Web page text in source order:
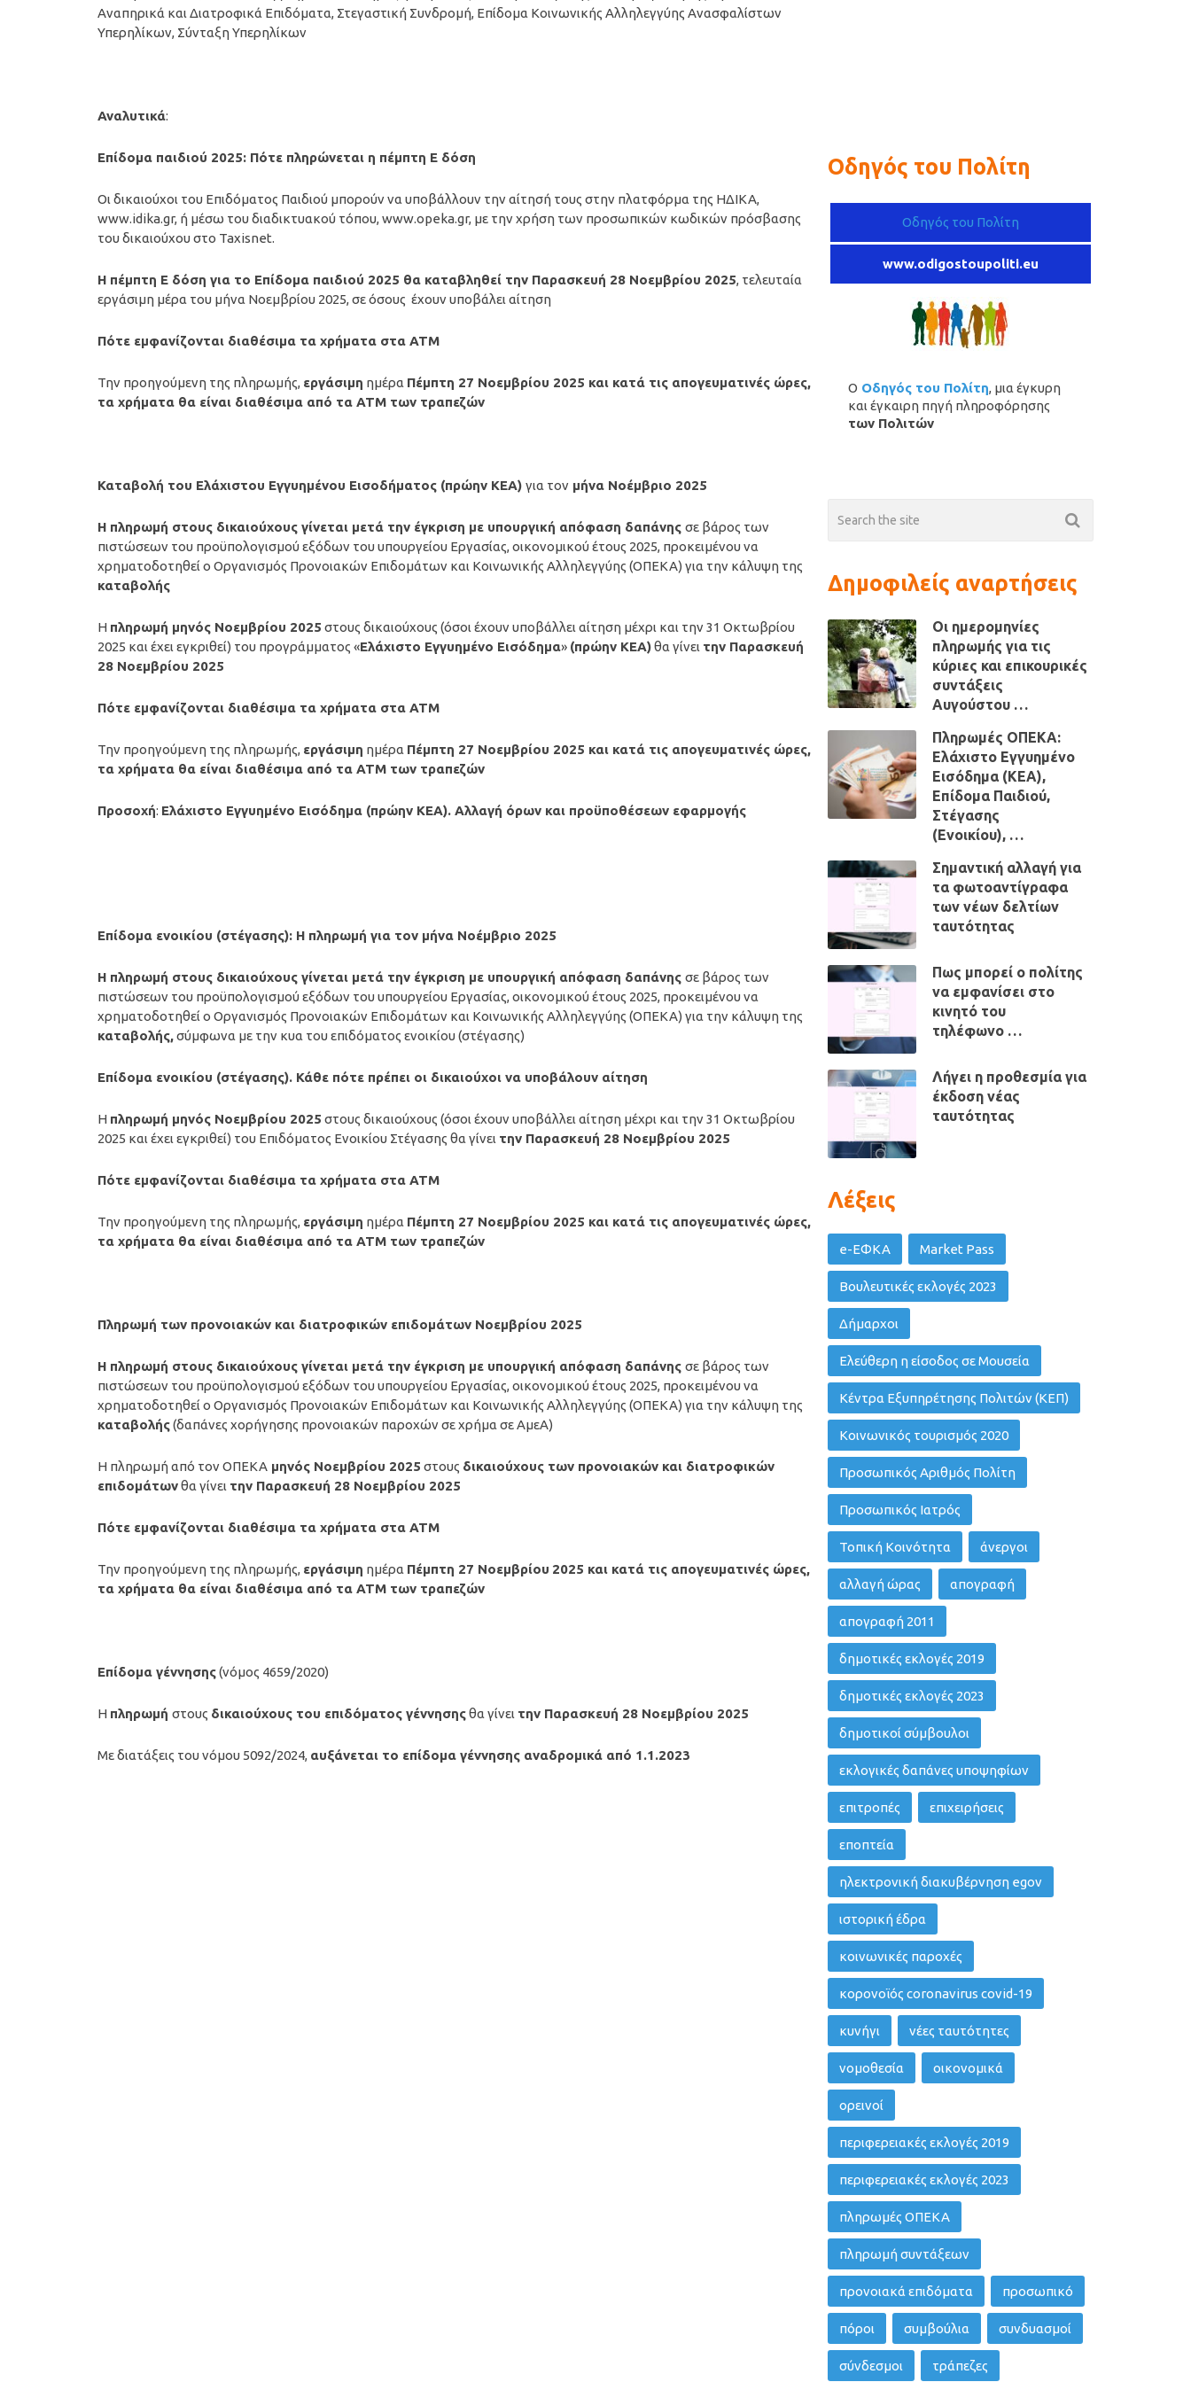
Αναπηρικά και Διατροφικά Επιδόματα, Στεγαστική Συνδρομή, Επίδομα Κοινωνικής Αλληλεγγύης Ανασφαλίστων
Υπερηλίκων, Σύνταξη Υπερηλίκων
Αναλυτικά:
Επίδομα παιδιού 2025: Πότε πληρώνεται η πέμπτη Ε δόση
Οι δικαιούχοι του Επιδόματος Παιδιού μπορούν να υποβάλλουν την αίτησή τους στην πλατφόρμα της ΗΔΙΚΑ,
www.idika.gr, ή μέσω του διαδικτυακού τόπου, www.opeka.gr, με την χρήση των προσωπικών κωδικών πρόσβασης
του δικαιούχου στο Taxisnet.
Η πέμπτη Ε δόση για το Επίδομα παιδιού 2025 θα καταβληθεί την Παρασκευή 28 Νοεμβρίου 2025, τελευταία
εργάσιμη μέρα του μήνα Νοεμβρίου 2025, σε όσους έχουν υποβάλει αίτηση
Πότε εμφανίζονται διαθέσιμα τα χρήματα στα ΑΤΜ
Την προηγούμενη της πληρωμής, εργάσιμη ημέρα Πέμπτη 27 Νοεμβρίου 2025 και κατά τις απογευματινές ώρες,
τα χρήματα θα είναι διαθέσιμα από τα ΑΤΜ των τραπεζών
Καταβολή του Ελάχιστου Εγγυημένου Εισοδήματος (πρώην ΚΕΑ) για τον μήνα Νοέμβριο 2025
Η πληρωμή στους δικαιούχους γίνεται μετά την έγκριση με υπουργική απόφαση δαπάνης σε βάρος των
πιστώσεων του προϋπολογισμού εξόδων του υπουργείου Εργασίας, οικονομικού έτους 2025, προκειμένου να
χρηματοδοτηθεί ο Οργανισμός Προνοιακών Επιδομάτων και Κοινωνικής Αλληλεγγύης (ΟΠΕΚΑ) για την κάλυψη της
καταβολής
Η πληρωμή μηνός Νοεμβρίου 2025 στους δικαιούχους (όσοι έχουν υποβάλλει αίτηση μέχρι και την 31 Οκτωβρίου
2025 και έχει εγκριθεί) του προγράμματος «Ελάχιστο Εγγυημένο Εισόδημα» (πρώην ΚΕΑ)θα γίνει την Παρασκευή
28 Νοεμβρίου 2025
Πότε εμφανίζονται διαθέσιμα τα χρήματα στα ΑΤΜ
Την προηγούμενη της πληρωμής, εργάσιμη ημέρα Πέμπτη 27 Νοεμβρίου 2025 και κατά τις απογευματινές ώρες,
τα χρήματα θα είναι διαθέσιμα από τα ΑΤΜ των τραπεζών
Προσοχή: Ελάχιστο Εγγυημένο Εισόδημα (πρώην ΚΕΑ). Αλλαγή όρων και προϋποθέσεων εφαρμογής
Επίδομα ενοικίου (στέγασης): Η πληρωμή για τον μήνα Νοέμβριο 2025
Η πληρωμή στους δικαιούχους γίνεται μετά την έγκριση με υπουργική απόφαση δαπάνης σε βάρος των
πιστώσεων του προϋπολογισμού εξόδων του υπουργείου Εργασίας, οικονομικού έτους 2025, προκειμένου να
χρηματοδοτηθεί ο Οργανισμός Προνοιακών Επιδομάτων και Κοινωνικής Αλληλεγγύης (ΟΠΕΚΑ) για την κάλυψη της
καταβολής,σύμφωνα με την κυα του επιδόματος ενοικίου (στέγασης)
Επίδομα ενοικίου (στέγασης). Κάθε πότε πρέπει οι δικαιούχοι να υποβάλουν αίτηση
Η πληρωμή μηνός Νοεμβρίου 2025 στους δικαιούχους (όσοι έχουν υποβάλλει αίτηση μέχρι και την 31 Οκτωβρίου
2025 και έχει εγκριθεί) του Επιδόματος Ενοικίου Στέγασης θα γίνει την Παρασκευή 28 Νοεμβρίου 2025
Πότε εμφανίζονται διαθέσιμα τα χρήματα στα ΑΤΜ
Την προηγούμενη της πληρωμής, εργάσιμη ημέρα Πέμπτη 27 Νοεμβρίου 2025 και κατά τις απογευματινές ώρες,
τα χρήματα θα είναι διαθέσιμα από τα ΑΤΜ των τραπεζών
Πληρωμή των προνοιακών και διατροφικών επιδομάτων Νοεμβρίου 2025
Η πληρωμή στους δικαιούχους γίνεται μετά την έγκριση με υπουργική απόφαση δαπάνης σε βάρος των
πιστώσεων του προϋπολογισμού εξόδων του υπουργείου Εργασίας, οικονομικού έτους 2025, προκειμένου να
χρηματοδοτηθεί ο Οργανισμός Προνοιακών Επιδομάτων και Κοινωνικής Αλληλεγγύης (ΟΠΕΚΑ) για την κάλυψη της
καταβολής(δαπάνες χορήγησης προνοιακών παροχών σε χρήμα σε ΑμεΑ)
Η πληρωμή από τον ΟΠΕΚΑ μηνός Νοεμβρίου 2025 στους δικαιούχους των προνοιακών και διατροφικών
επιδομάτωνθα γίνει την Παρασκευή 28 Νοεμβρίου 2025
Πότε εμφανίζονται διαθέσιμα τα χρήματα στα ΑΤΜ
Την προηγούμενη της πληρωμής, εργάσιμη ημέρα Πέμπτη 27 Νοεμβρίου 2025 και κατά τις απογευματινές ώρες,
τα χρήματα θα είναι διαθέσιμα από τα ΑΤΜ των τραπεζών
Επίδομα γέννησης(νόμος 4659/2020)
Η πληρωμή στους δικαιούχους του επιδόματος γέννησηςθα γίνει την Παρασκευή 28 Νοεμβρίου 2025
Με διατάξεις του νόμου 5092/2024, αυξάνεται το επίδομα γέννησης αναδρομικά από 1.1.2023
Οδηγός του Πολίτη
Οδηγός του Πολίτη
www.odigostoupoliti.eu
Ο Οδηγός του Πολίτη, μια έγκυρη
και έγκαιρη πηγή πληροφόρησης
των Πολιτών
Δημοφιλείς αναρτήσεις
Οι ημερομηνίες
πληρωμής για τις
κύριες και επικουρικές
συντάξεις
Αυγούστου …
Πληρωμές ΟΠΕΚΑ:
Ελάχιστο Εγγυημένο
Εισόδημα (ΚΕΑ),
Επίδομα Παιδιού,
Στέγασης
(Ενοικίου), …
Σημαντική αλλαγή για
τα φωτοαντίγραφα
των νέων δελτίων
ταυτότητας
Πως μπορεί ο πολίτης
να εμφανίσει στο
κινητό του
τηλέφωνο …
Λήγει η προθεσμία για
έκδοση νέας
ταυτότητας
Λέξεις
e-ΕΦΚΑ Market Pass
Βουλευτικές εκλογές 2023
Δήμαρχοι
Ελεύθερη η είσοδος σε Μουσεία
Κέντρα Εξυπηρέτησης Πολιτών (ΚΕΠ)
Κοινωνικός τουρισμός 2020
Προσωπικός Αριθμός Πολίτη
Προσωπικός Ιατρός
Τοπική Κοινότητα άνεργοι
αλλαγή ώρας απογραφή
απογραφή 2011
δημοτικές εκλογές 2019
δημοτικές εκλογές 2023
δημοτικοί σύμβουλοι
εκλογικές δαπάνες υποψηφίων
επιτροπές επιχειρήσεις
εποπτεία
ηλεκτρονική διακυβέρνηση egov
ιστορική έδρα
κοινωνικές παροχές
κορονοϊός coronavirus covid-19
κυνήγι νέες ταυτότητες
νομοθεσία οικονομικά
ορεινοί
περιφερειακές εκλογές 2019
περιφερειακές εκλογές 2023
πληρωμές ΟΠΕΚΑ
πληρωμή συντάξεων
προνοιακά επιδόματα προσωπικό
πόροι συμβούλια συνδυασμοί
σύνδεσμοι τράπεζες